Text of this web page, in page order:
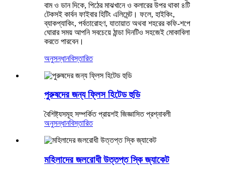
বাম ও ডান দিকে, পিঠের মাঝখানে ও কলারের উপর থাকা ৪টি
টেকসই কার্বন ফাইবার হিটিং এলিমেন্ট। ফলে, হাইকিং,
ব্যাকপ্যাকিং, পর্বতারোহণ, যাতায়াত অথবা শহরের কফি-শপে
ঘোরার সময় আপনি সবচেয়ে ঠান্ডা দিনটিও সহজেই মোকাবিলা
করতে পারবেন।
অনুসন্ধানবিস্তারিত
পুরুষদের জন্য ফ্লিস হিটেড হুডি
বৈশিষ্ট্যসমূহ সম্পর্কিত প্রায়শই জিজ্ঞাসিত প্রশ্নাবলী
অনুসন্ধানবিস্তারিত
মহিলাদের জলরোধী উত্তপ্ত স্কি জ্যাকেট